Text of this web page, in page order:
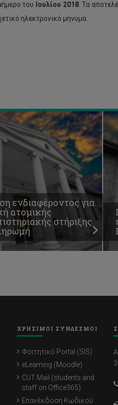
του
Ιουλίου 2018. Τα
ηλεκτρονικό μήνυμα.
ενδιαφέροντος για
ατομικής
στήριξης
ΧΡΗΣΙΜΟΙ ΣΥΝΔΕΣΜΟΙ
Φοιτητικό Portal (SIS)
eLearning (Moodle)
CUT Mail (students and
staff on Office365)
Επανέκδοση Κωδικού